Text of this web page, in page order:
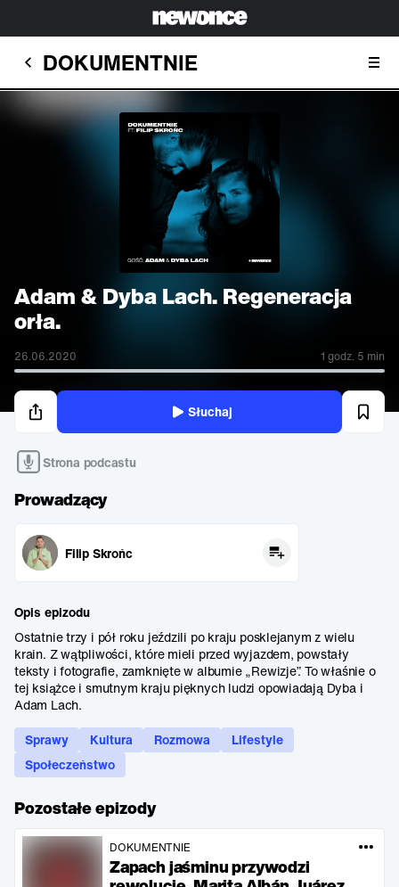
DOKUMENTNIE
Adam & Dyba Lach. Regeneracja
orła.
26.06.2020 1 godz. 5 min
Słuchaj
Strona podcastu
Prowadzący
Filip Skrońc
Opis epizodu
Ostatnie trzy i pół roku jeździli po kraju posklejanym z wielu
krain. Z wątpliwości, które mieli przed wyjazdem, powstały
teksty i fotografie, zamknięte w albumie „Rewizje”. To właśnie o
tej książce i smutnym kraju pięknych ludzi opowiadają Dyba i
Adam Lach.
Sprawy
Kultura Rozmowa
Lifestyle
Społeczeństwo
Pozostałe epizody
DOKUMENTNIE
Zapach jaśminu przywodzi